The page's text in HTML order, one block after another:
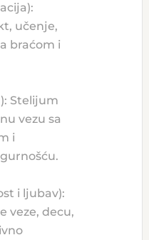
učenje,
braćom i
Stelijum
vezu sa
i
i ljubav):
veze, decu,